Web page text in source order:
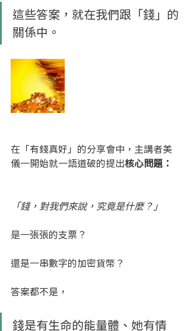
這些答案，就在我們跟「錢」的
關係中。
在「有錢真好」的分享會中，主講者美
儀一開始就一語道破的提出核心問題：
「錢，對我們來說，究竟是什麼？」
是一張張的支票？
還是一串數字的加密貨幣？
答案都不是，
錢是有生命的能量體、她有情